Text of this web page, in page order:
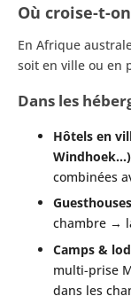
Où croise-t-
En Afrique
soit en ville ou en
Dans les
Hôtels en
Windhoek…)
combinées
chambre →
Camps &
multi-prise
dans les